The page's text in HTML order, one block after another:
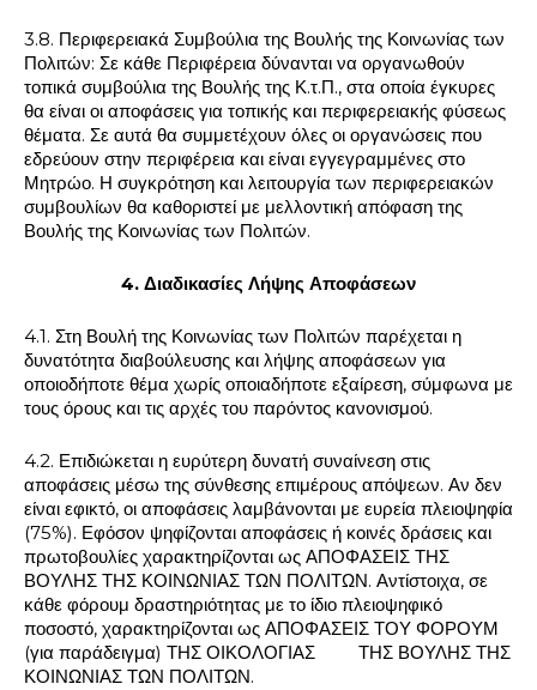
3.8. Περιφερειακά Συμβούλια της Βουλής της Κοινωνίας των
Πολιτών: Σε κάθε Περιφέρεια δύνανται να οργανωθούν
τοπικά συμβούλια της Βουλής της Κ.τ.Π., στα οποία έγκυρες
θα είναι οι αποφάσεις για τοπικής και περιφερειακής φύσεως
θέματα. Σε αυτά θα συμμετέχουν όλες οι οργανώσεις που
εδρεύουν στην περιφέρεια και είναι εγγεγραμμένες στο
Μητρώο. Η συγκρότηση και λειτουργία των περιφερειακών
συμβουλίων θα καθοριστεί με μελλοντική απόφαση της
Βουλής της Κοινωνίας των Πολιτών.
4. Διαδικασίες Λήψης Αποφάσεων
4.1. Στη Βουλή της Κοινωνίας των Πολιτών παρέχεται η
δυνατότητα διαβούλευσης και λήψης αποφάσεων για
οποιοδήποτε θέμα χωρίς οποιαδήποτε εξαίρεση, σύμφωνα με
τους όρους και τις αρχές του παρόντος κανονισμού.
4.2. Επιδιώκεται η ευρύτερη δυνατή συναίνεση στις
αποφάσεις μέσω της σύνθεσης επιμέρους απόψεων. Αν δεν
είναι εφικτό, οι αποφάσεις λαμβάνονται με ευρεία πλειοψηφία
(75%). Εφόσον ψηφίζονται αποφάσεις ή κοινές δράσεις και
πρωτοβουλίες χαρακτηρίζονται ως ΑΠΟΦΑΣΕΙΣ ΤΗΣ
ΒΟΥΛΗΣ ΤΗΣ ΚΟΙΝΩΝΙΑΣ ΤΩΝ ΠΟΛΙΤΩΝ. Αντίστοιχα, σε
κάθε φόρουμ δραστηριότητας με το ίδιο πλειοψηφικό
ποσοστό, χαρακτηρίζονται ως ΑΠΟΦΑΣΕΙΣ ΤΟΥ ΦΟΡΟΥΜ
(για παράδειγμα) ΤΗΣ ΟΙΚΟΛΟΓΙΑΣ ΤΗΣ ΒΟΥΛΗΣ ΤΗΣ
ΚΟΙΝΩΝΙΑΣ ΤΩΝ ΠΟΛΙΤΩΝ.